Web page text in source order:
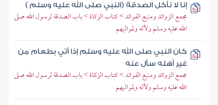
إنا لا نأكل الصدقة (النبي صلى الله عليه وسلم )
مجمع الزوائد ومنبع الفوائد > كتاب الزكاة > باب الصدقة لرسول الله صلى
الله عليه وسلم ولآله ولمواليهم
كان النبي صلى الله عليه وسلم إذا أتي بطعام من
غير أهله سأل عنه
مجمع الزوائد ومنبع الفوائد > كتاب الزكاة > باب الصدقة لرسول الله صلى
الله عليه وسلم ولآله ولمواليهم